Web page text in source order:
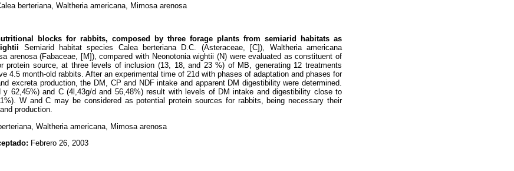
berteriana, Waltheria americana, Mimosa arenosa
blocks for rabbits, composed by three forage plants from semiarid habitats as
Semiarid habitat species Calea berteriana D.C. (Asteraceae, [C]), Waltheria americana
arenosa (Fabaceae, [M]), compared with Neonotonia wightii (N) were evaluated as constituent of
protein source, at three levels of inclusion (13, 18, and 23 %) of MB, generating 12 treatments
4.5 month-old rabbits. After an experimental time of 21d with phases of adaptation and phases for
excreta production, the DM, CP and NDF intake and apparent DM digestibility were determined.
y 62,45%) and C (4l,43g/d and 56,48%) result with levels of DM intake and digestibility close to
W and C may be considered as potential protein sources for rabbits, being necessary their
production.
Waltheria americana, Mimosa arenosa
Febrero 26, 2003